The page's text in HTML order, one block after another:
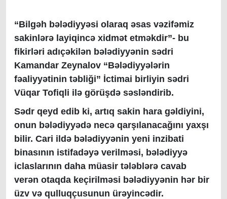
“Bilgəh bələdiyyəsi olaraq əsas vəzifəmiz
sakinlərə layiqincə xidmət etməkdir”- bu
fikirləri adıçəkilən bələdiyyənin sədri
Kamandar Zeynalov “Bələdiyyələrin
fəaliyyətinin təbliği” İctimai birliyin sədri
Vüqar Tofiqli ilə görüşdə səsləndirib.
Sədr qeyd edib ki, artıq sakin hara gəldiyini,
onun bələdiyyədə necə qarşılanacağını yaxşı
bilir. Cari ildə bələdiyyənin yeni inzibati
binasının istifadəyə verilməsi, bələdiyyə
iclaslarının daha müasir tələblərə cavab
verən otaqda keçirilməsi bələdiyyənin hər bir
üzv və qulluqçusunun ürəyincədir.